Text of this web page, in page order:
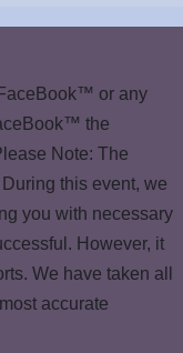
or any
the
Note: The
this event, we
you with necessary
However, it
We have taken all
accurate